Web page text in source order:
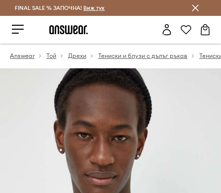
Спестявай с Answear Club
FINAL SALE % ЗАПОЧНА! Виж тук
Answear Той Дрехи Тениски и блузи с дълъг ръкав